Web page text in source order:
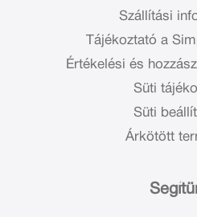
Szállítási
Tájékoztató a
Értékelési és
Süti
Süti
Árkötött